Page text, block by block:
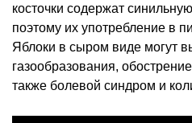
косточки содержат
поэтому их употребление в
Яблоки в сыром виде могут
газообразования,
также болевой синдром и